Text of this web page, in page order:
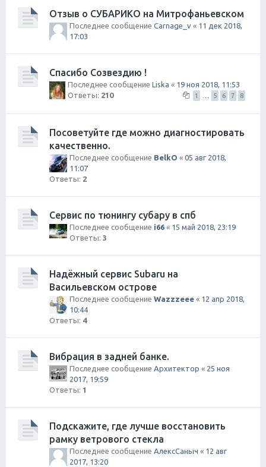
Отзыв о СУБАРИКО на Митрофаньевском
Последнее сообщение Carnage_v « 11 дек 2018,
17:03
Спасибо Созвездию !
Последнее сообщение Liska « 19 ноя 2018, 11:53
Ответы: 210 1 5 6 7 8
Посоветуйте где можно диагностировать
качественно.
Последнее сообщение BelkO « 05 авг 2018,
11:07
Ответы: 2
Сервис по тюнингу субару в спб
Последнее сообщение i66 « 15 май 2018, 23:19
Ответы: 3
Надёжный сервис Subaru на
Васильевском острове
Последнее сообщение Wazzzeee « 12 апр 2018,
10:44
Ответы: 4
Вибрация в задней банке.
Последнее сообщение Архитектор « 25 ноя
2017, 19:59
Ответы: 1
Подскажите, где лучше восстановить
рамку ветрового стекла
Последнее сообщение АлексСаныч « 12 авг
2017, 13:20